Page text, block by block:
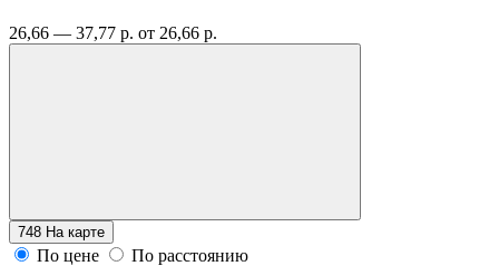
26,66 — 37,77 р. от 26,66 р.
748 На карте
По цене
По расстоянию